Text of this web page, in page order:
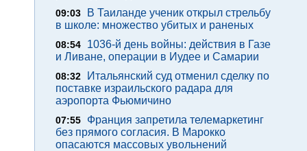
09:03
В Таиланде ученик открыл стрельбу
в школе: множество убитых и раненых
08:54
1036-й день войны: действия в Газе
и Ливане, операции в Иудее и Самарии
08:32
Итальянский суд отменил сделку по
поставке израильского радара для
аэропорта Фьюмичино
07:55
Франция запретила телемаркетинг
без прямого согласия. В Марокко
опасаются массовых увольнений